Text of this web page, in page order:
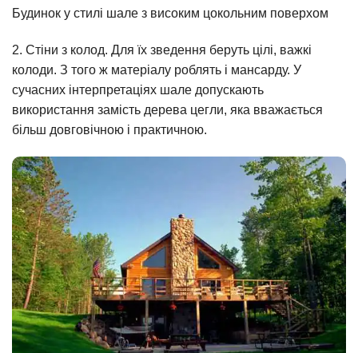
Будинок у стилі шале з високим цокольним поверхом
2. Стіни з колод. Для їх зведення беруть цілі, важкі
колоди. З того ж матеріалу роблять і мансарду. У
сучасних інтерпретаціях шале допускають
використання замість дерева цегли, яка вважається
більш довговічною і практичною.